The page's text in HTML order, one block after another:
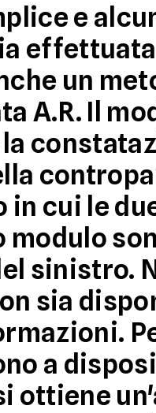
e
un
A.R. Il
in cui le
modulo
sinistro.
sia
a
ottiene